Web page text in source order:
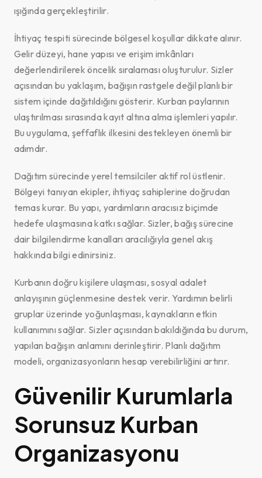
ışığında gerçekleştirilir.
İhtiyaç tespiti sürecinde bölgesel koşullar dikkate alınır.
Gelir düzeyi, hane yapısı ve erişim imkânları
değerlendirilerek öncelik sıralaması oluşturulur. Sizler
açısından bu yaklaşım, bağışın rastgele değil planlı bir
sistem içinde dağıtıldığını gösterir. Kurban paylarının
ulaştırılması sırasında kayıt altına alma işlemleri yapılır.
Bu uygulama, şeffaflık ilkesini destekleyen önemli bir
adımdır.
Dağıtım sürecinde yerel temsilciler aktif rol üstlenir.
Bölgeyi tanıyan ekipler, ihtiyaç sahiplerine doğrudan
temas kurar. Bu yapı, yardımların aracısız biçimde
hedefe ulaşmasına katkı sağlar. Sizler, bağış sürecine
dair bilgilendirme kanalları aracılığıyla genel akış
hakkında bilgi edinirsiniz.
Kurbanın doğru kişilere ulaşması, sosyal adalet
anlayışının güçlenmesine destek verir. Yardımın belirli
gruplar üzerinde yoğunlaşması, kaynakların etkin
kullanımını sağlar. Sizler açısından bakıldığında bu durum,
yapılan bağışın anlamını derinleştirir. Planlı dağıtım
modeli, organizasyonların hesap verebilirliğini artırır.
Güvenilir Kurumlarla
Sorunsuz Kurban
Organizasyonu